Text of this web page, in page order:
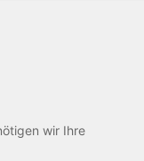
wir Ihre